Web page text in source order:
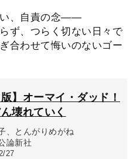
い、自責の念――
ず、つらく切ない日々で
合わせて悔いのないゴー
版】オーマイ・ダッド！
壊れていく
、とんがりめがね
論新社
27